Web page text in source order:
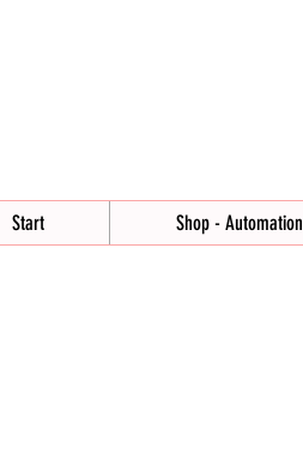
Start Shop - Automation